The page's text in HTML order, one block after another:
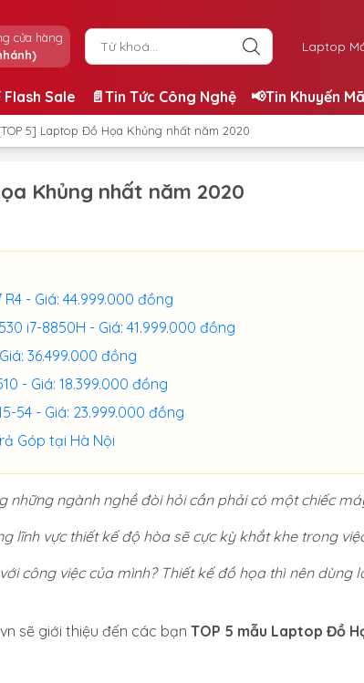
cửa hàng
Laptop
Flash Sale 📄Tin Tức Công Nghệ 📢Tin Khuyến
5] Laptop Đồ Họa Khủng nhất năm 2020
Khủng nhất năm 2020
- Giá: 44.999.000 đồng
i7-8850H - Giá: 41.999.000 đồng
36.499.000 đồng
- Giá: 18.399.000 đồng
54 - Giá: 23.999.000 đồng
Góp tại Hà Nội
những ngành nghề đòi hỏi cần phải có một chiếc
lĩnh vực thiết kế độ hòa sẽ cực kỳ khắt khe trong
công việc của mình? Thiết kế đồ họa thì nên
sẽ giới thiệu đến các bạn TOP 5 mẫu Laptop Đồ